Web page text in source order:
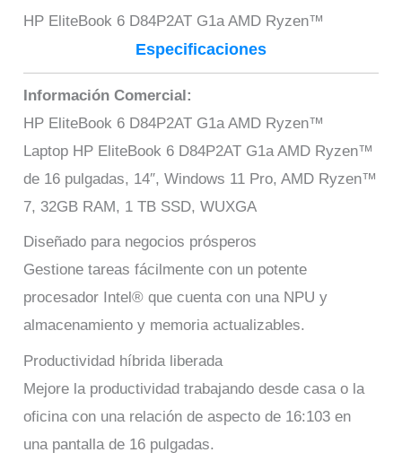
HP EliteBook 6 D84P2AT G1a AMD Ryzen™
Especificaciones
Información Comercial:
HP EliteBook 6 D84P2AT G1a AMD Ryzen™
Laptop HP EliteBook 6 D84P2AT G1a AMD Ryzen™
de 16 pulgadas, 14″, Windows 11 Pro, AMD Ryzen™
7, 32GB RAM, 1 TB SSD, WUXGA
Diseñado para negocios prósperos
Gestione tareas fácilmente con un potente
procesador Intel® que cuenta con una NPU y
almacenamiento y memoria actualizables.
Productividad híbrida liberada
Mejore la productividad trabajando desde casa o la
oficina con una relación de aspecto de 16:103 en
una pantalla de 16 pulgadas.